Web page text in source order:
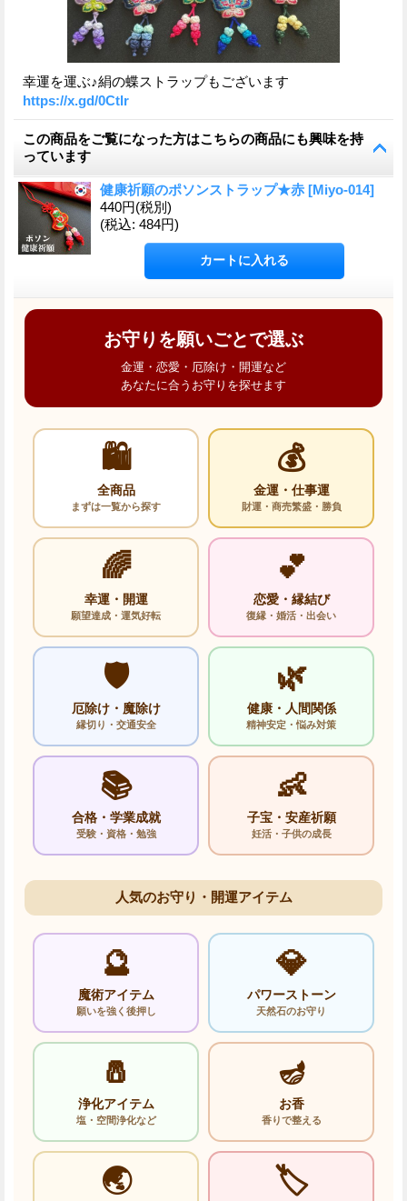
幸運を運ぶ♪絹の蝶ストラップもございます
https://x.gd/0Ctlr
この商品をご覧になった方はこちらの商品にも興味を持
っています
健康祈願のポソンストラップ★赤 [Miyo-014]
440円(税別)
(税込: 484円)
お守りを願いごとで選ぶ
金運・恋愛・厄除け・開運など
あなたに合うお守りを探せます
🛍️
全商品
まずは一覧から探す
💰
金運・仕事運
財運・商売繁盛・勝負
🌈
幸運・開運
願望達成・運気好転
💕
恋愛・縁結び
復縁・婚活・出会い
🛡️
厄除け・魔除け
縁切り・交通安全
🌿
健康・人間関係
精神安定・悩み対策
📚
合格・学業成就
受験・資格・勉強
👶
子宝・安産祈願
妊活・子供の成長
人気のお守り・開運アイテム
🔮
魔術アイテム
願いを強く後押し
💎
パワーストーン
天然石のお守り
🧂
浄化アイテム
塩・空間浄化など
🪔
お香
香りで整える
🌏 🏷️